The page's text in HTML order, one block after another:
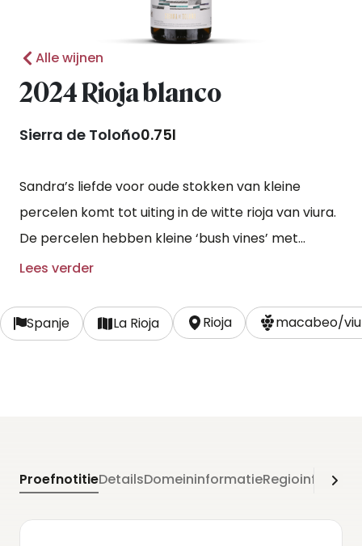
Alle wijnen
2024 Rioja blanco
Sierra de Toloño0.75l
Sandra’s liefde voor oude stokken van kleine
percelen komt tot uiting in de witte rioja van viura.
De percelen hebben kleine ‘bush vines’ met
daartussen wilde kruiden en bloemen. De
de arme stenige bodems. De vergisting en
opvoeding gebeuren natuurlijk en sober.
Lees verder
Spanje La Rioja Rioja macabeo/
ProefnotitieDetailsDomeininformatie